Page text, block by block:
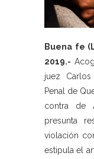
Buena fe
2019.-
juez
Penal de
contra de
presunta
violación
estipula el